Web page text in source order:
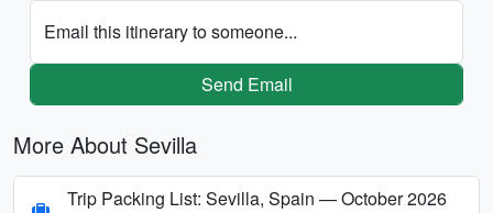
Email this itinerary to someone...
Send Email
More About Sevilla
Trip Packing List: Sevilla, Spain — October 2026